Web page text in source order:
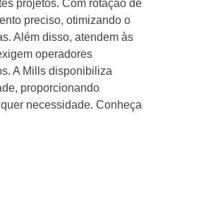
projetos. Com rotação de
preciso, otimizando o
Além disso, atendem às
operadores
A Mills disponibiliza
proporcionando
necessidade. Conheça